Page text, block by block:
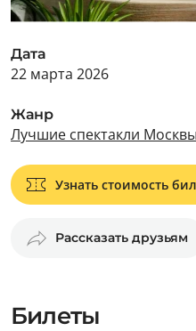
Дата
22 марта 2026
Жанр
Лучшие спектакли Москвы
Узнать стоимость
Рассказать друзьям
Билеты